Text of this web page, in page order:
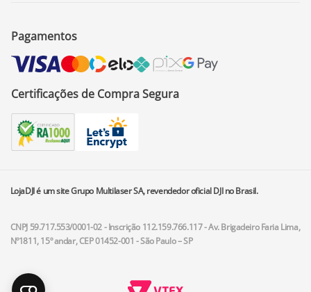
Pagamentos
Certificações de Compra Segura
LojaDJI é um site Grupo Multilaser SA, revendedor oficial DJI no Brasil.
CNPJ 59.717.553/0001-02 - Inscrição 112.159.766.117 - Av. Brigadeiro Faria Lima,
Nº1811, 15º andar, CEP 01452-001 - São Paulo – SP